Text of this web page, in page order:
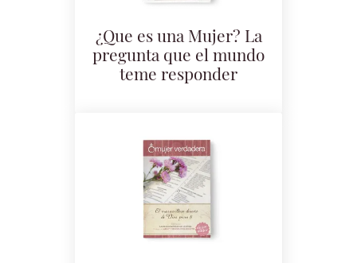
¿Que es una Mujer? La
pregunta que el mundo
teme responder